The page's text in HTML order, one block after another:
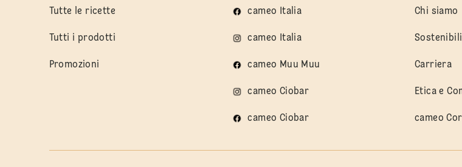
Tutte le ricette
Tutti i prodotti
Promozioni
cameo Italia
cameo Italia
cameo Muu Muu
cameo Ciobar
cameo Ciobar
Chi siamo
Carriera
Etica e
cameo